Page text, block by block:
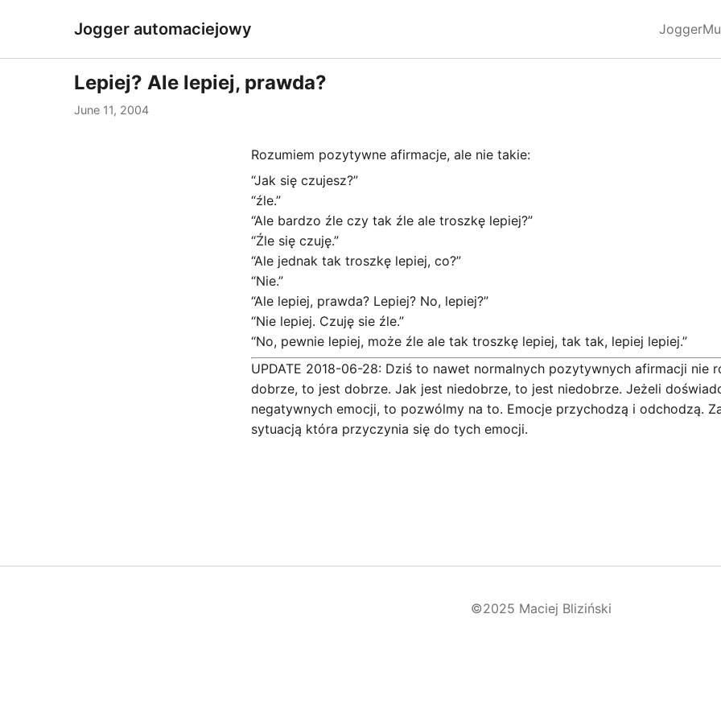
Jogger automaciejowy Jogger
Lepiej? Ale lepiej, prawda?
June 11, 2004
Rozumiem pozytywne afirmacje, ale nie takie:
“Jak się czujesz?”
“źle.”
“Ale bardzo źle czy tak źle ale troszkę lepiej?”
“Źle się czuję.”
“Ale jednak tak troszkę lepiej, co?”
“Nie.”
“Ale lepiej, prawda? Lepiej? No, lepiej?”
“Nie lepiej. Czuję sie źle.”
“No, pewnie lepiej, może źle ale tak troszkę lepiej, tak tak, lepiej lepiej.”
UPDATE 2018-06-28: Dziś to nawet normalnych pozytywnych afirmacji nie
dobrze, to jest dobrze. Jak jest niedobrze, to jest niedobrze. Jeżeli
negatywnych emocji, to pozwólmy na to. Emocje przychodzą i odchodzą.
sytuacją która przyczynia się do tych emocji.
©2025 Maciej Bliziński